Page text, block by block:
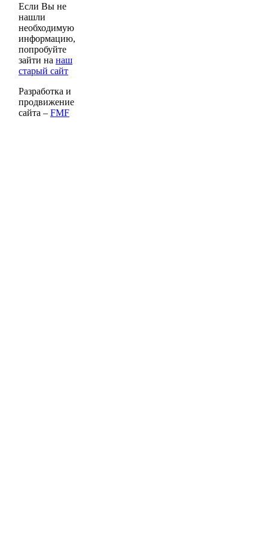
Если Вы не
нашли
необходимую
информацию,
попробуйте
зайти на наш
старый сайт
Разработка и
продвижение
сайта – FMF